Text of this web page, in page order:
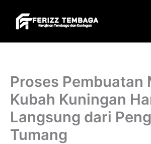
content
Proses Pembuatan
Kubah Kuningan
Langsung dari
Tumang